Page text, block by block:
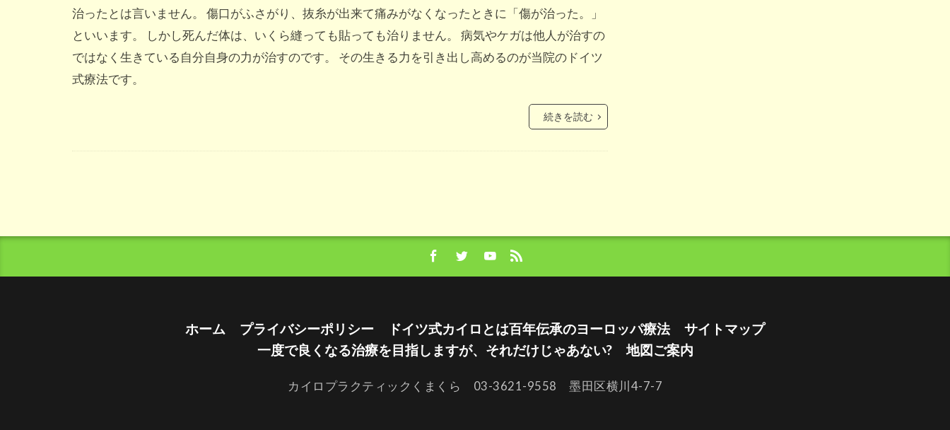
治ったとは言いません。 傷口がふさがり、抜糸が出来て痛みがなくなったときに「傷が治った。」
といいます。 しかし死んだ体は、いくら縫っても貼っても治りません。 病気やケガは他人が治すの
ではなく生きている自分自身の力が治すのです。 その生きる力を引き出し高めるのが当院のドイツ
式療法です。
続きを読む
ホーム プライバシーポリシー ドイツ式カイロとは百年伝承のヨーロッパ療法
サイトマップ
一度で良くなる治療を目指しますが、それだけじゃあない?
地図ご案内
カイロプラクティックくまくら 03-3621-9558 墨田区横川4-7-7